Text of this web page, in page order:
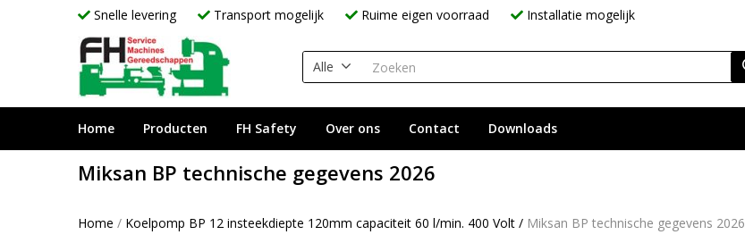
Snelle levering Transport mogelijk Ruime eigen voorraad Installatie mogelijk
Alle
Home Producten FH Safety Over ons Contact Downloads
Miksan BP technische gegevens 2026
Home / Koelpomp BP 12 insteekdiepte 120mm capaciteit 60 l/min. 400 Volt / Miksan BP technische gegevens 2026